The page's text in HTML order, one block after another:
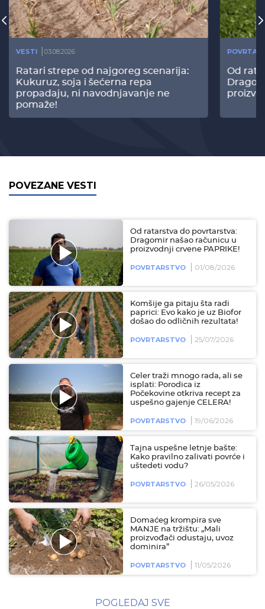
VESTI 03.08.2026
Ratari strepe od najgoreg scenarija:
Kukuruz, soja i šećerna repa
propadaju, ni navodnjavanje ne
pomaže!
Od
POVEZANE VESTI
Od ratarstva do povrtarstva:
Dragomir našao računicu u
proizvodnji crvene PAPRIKE!
POVRTARSTVO 01/08/2026
Komšije ga pitaju šta radi
paprici: Evo kako je uz Biofor
došao do odličnih rezultata!
POVRTARSTVO 25/07/2026
Celer traži mnogo rada, ali se
isplati: Porodica iz
Počekovine otkriva recept za
uspešno gajenje CELERA!
POVRTARSTVO 19/06/2026
Tajna uspešne letnje bašte:
Kako pravilno zalivati povrće i
uštedeti vodu?
POVRTARSTVO 26/05/2026
Domaćeg krompira sve
MANJE na tržištu: „Mali
proizvođači odustaju, uvoz
dominira”
POVRTARSTVO 11/05/2026
POGLEDAJ SVE